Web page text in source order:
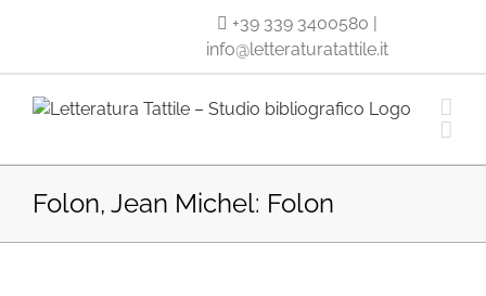
+39 339 3400580 |
info@letteraturatattile.it
Folon, Jean Michel: Folon